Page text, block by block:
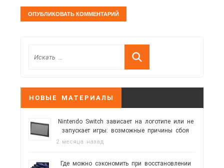
НОВЫЕ МАТЕРИАЛЫ
Nintendo Switch зависает на логотипе или не
запускает игры: возможные причины сбоя
2 месяца назад
Где можно сэкономить при восстановлении